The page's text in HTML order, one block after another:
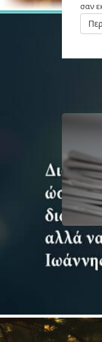
Η ΑΓΙΑ ΓΡΑΦΗ
4
σαν